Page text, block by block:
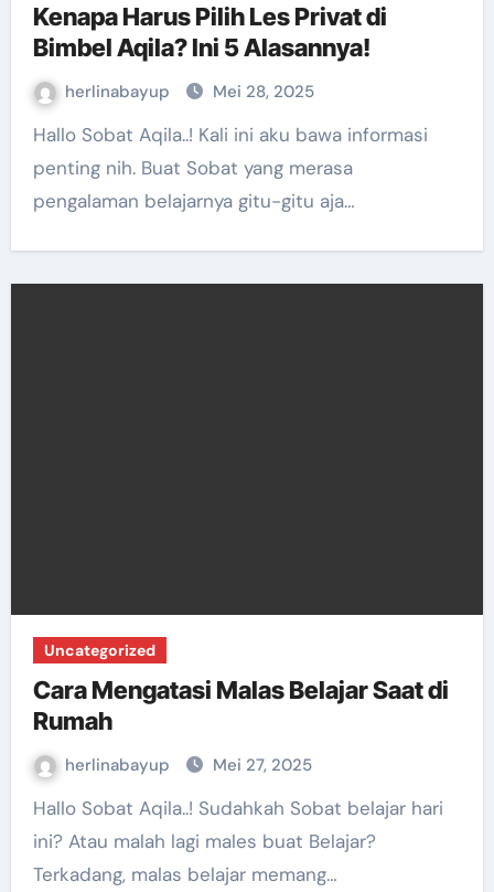
Kenapa Harus Pilih Les Privat di
Bimbel Aqila? Ini 5 Alasannya!
herlinabayup Mei 28, 2025
Hallo Sobat Aqila..! Kali ini aku bawa informasi
penting nih. Buat Sobat yang merasa
pengalaman belajarnya gitu-gitu aja…
Uncategorized
Cara Mengatasi Malas Belajar Saat di
Rumah
herlinabayup Mei 27, 2025
Hallo Sobat Aqila..! Sudahkah Sobat belajar hari
ini? Atau malah lagi males buat Belajar?
Terkadang, malas belajar memang…